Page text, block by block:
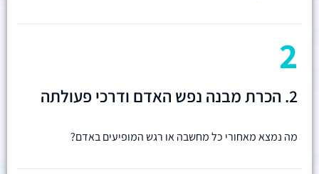
2
2. הכרת מבנה נפש האדם ודרכי פעולתה
מה נמצא מאחורי כל מחשבה או רגש המופיעים באדם?